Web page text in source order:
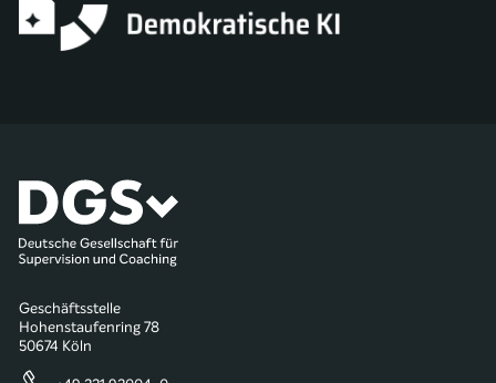
Geschäftsstelle
Hohenstaufenring 78
50674 Köln